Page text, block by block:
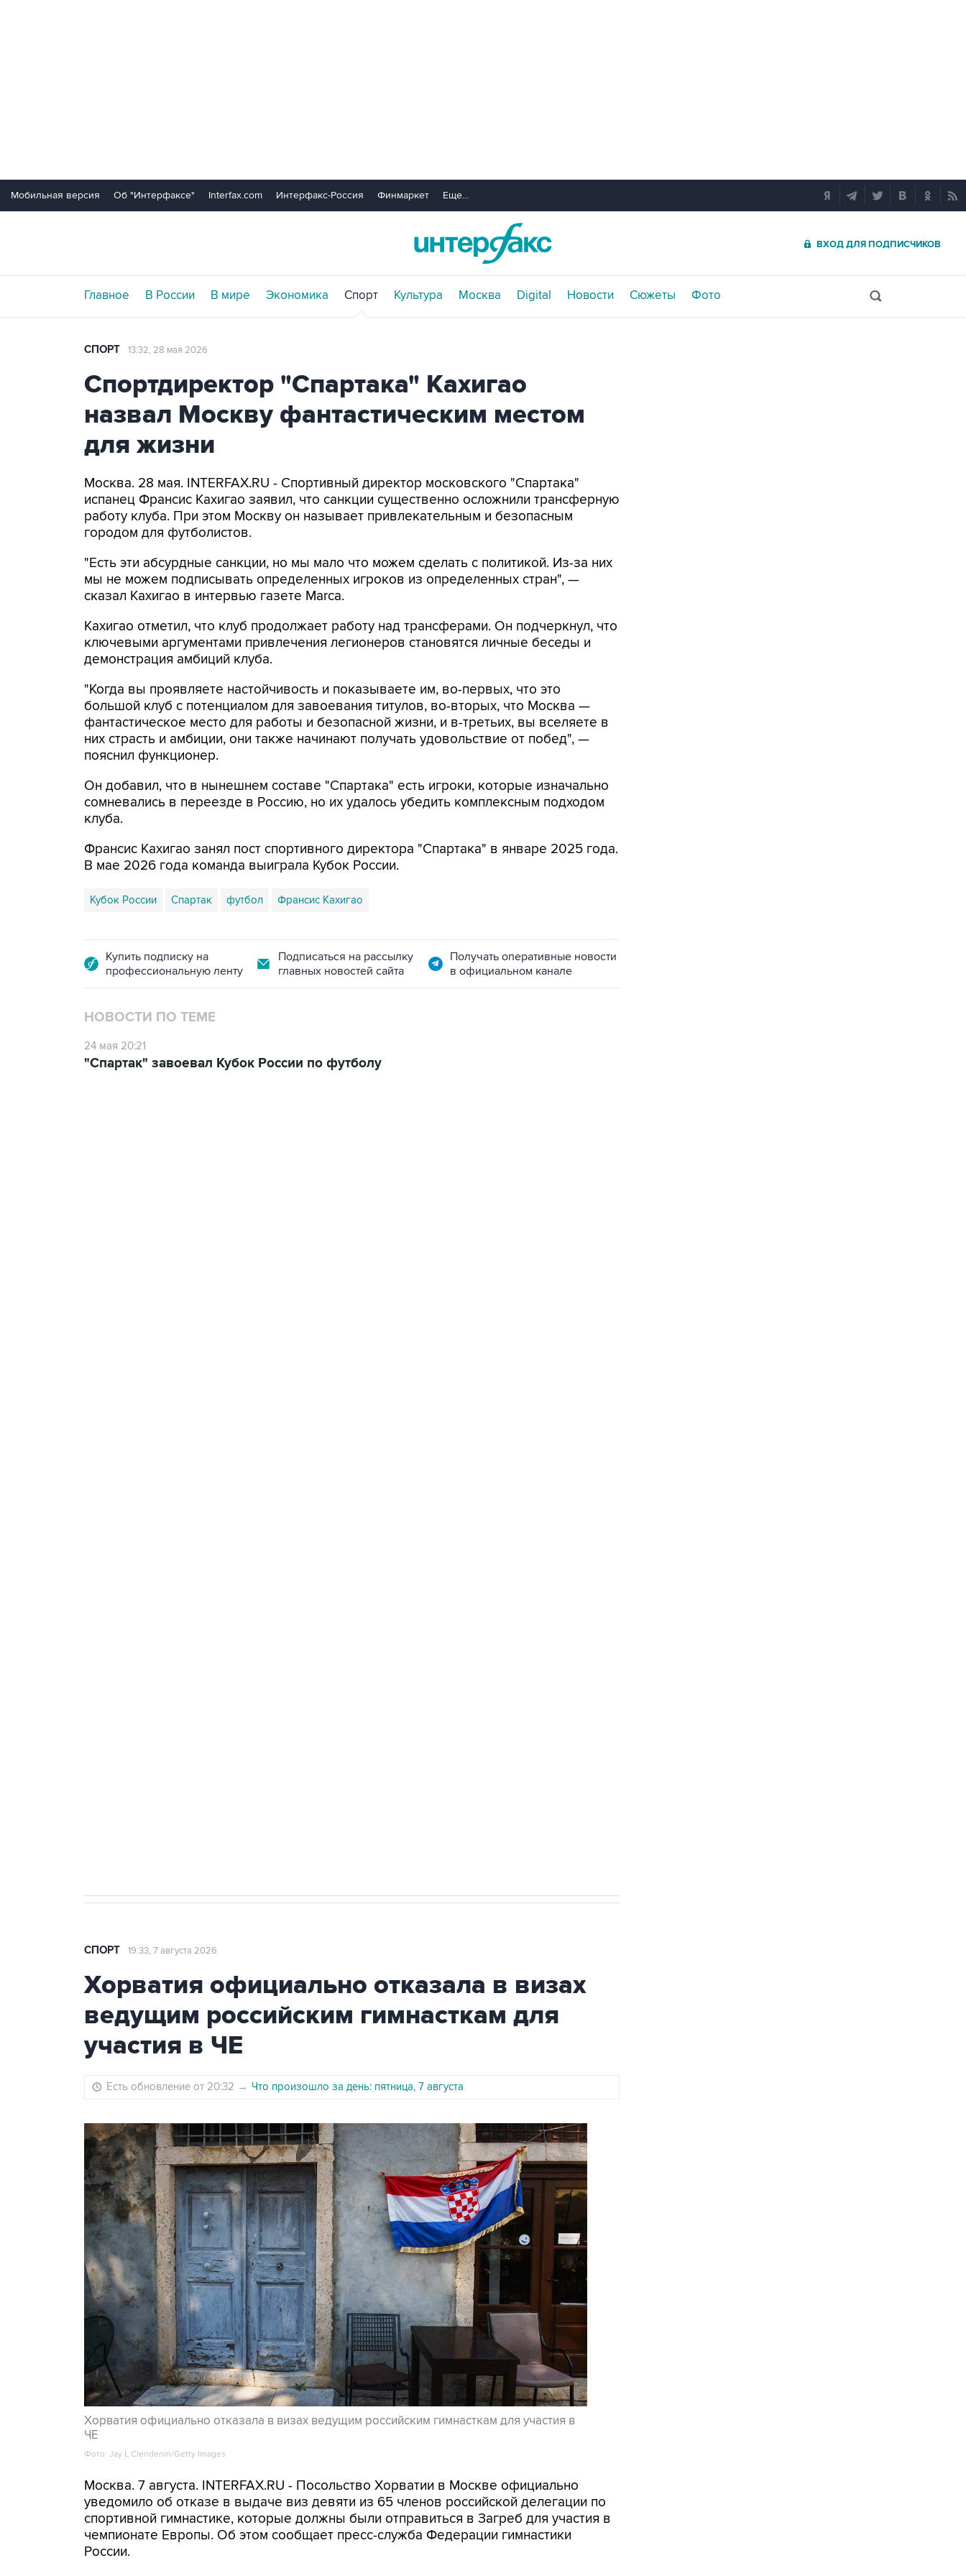
Мобильная версия Об "Интерфаксе" Interfax.com Интерфакс-Россия Финмаркет Еще...
ВХОД ДЛЯ ПОДПИСЧИКОВ
Главное В России В мире Экономика Спорт Культура Москва Digital Новости Сюжеты Фото
СПОРТ 13:32, 28 мая 2026
Спортдиректор "Спартака" Кахигао
назвал Москву фантастическим местом
для жизни
Москва. 28 мая. INTERFAX.RU - Спортивный директор московского "Спартака"
испанец Франсис Кахигао заявил, что санкции существенно осложнили трансферную
работу клуба. При этом Москву он называет привлекательным и безопасным
городом для футболистов.
"Есть эти абсурдные санкции, но мы мало что можем сделать с политикой. Из-за них
мы не можем подписывать определенных игроков из определенных стран", —
сказал Кахигао в интервью газете Marca.
Кахигао отметил, что клуб продолжает работу над трансферами. Он подчеркнул, что
ключевыми аргументами привлечения легионеров становятся личные беседы и
демонстрация амбиций клуба.
"Когда вы проявляете настойчивость и показываете им, во-первых, что это
большой клуб с потенциалом для завоевания титулов, во-вторых, что Москва —
фантастическое место для работы и безопасной жизни, и в-третьих, вы вселяете в
них страсть и амбиции, они также начинают получать удовольствие от побед", —
пояснил функционер.
Он добавил, что в нынешнем составе "Спартака" есть игроки, которые изначально
сомневались в переезде в Россию, но их удалось убедить комплексным подходом
клуба.
Франсис Кахигао занял пост спортивного директора "Спартака" в январе 2025 года.
В мае 2026 года команда выиграла Кубок России.
Кубок России Спартак футбол Франсис Кахигао
Купить подписку на
профессиональную ленту
Подписаться на рассылку
главных новостей сайта
Получать оперативные новости
в официальном канале
НОВОСТИ ПО ТЕМЕ
24 мая 20:21
"Спартак" завоевал Кубок России по футболу
СПОРТ 19:33, 7 августа 2026
Хорватия официально отказала в визах
ведущим российским гимнасткам для
участия в ЧЕ
Есть обновление от 20:32 → Что произошло за день: пятница, 7 августа
Хорватия официально отказала в визах ведущим российским гимнасткам для участия в
ЧЕ
Фото: Jay L Clendenin/Getty Images
Москва. 7 августа. INTERFAX.RU - Посольство Хорватии в Москве официально
уведомило об отказе в выдаче виз девяти из 65 членов российской делегации по
спортивной гимнастике, которые должны были отправиться в Загреб для участия в
чемпионате Европы. Об этом сообщает пресс-служба Федерации гимнастики
России.